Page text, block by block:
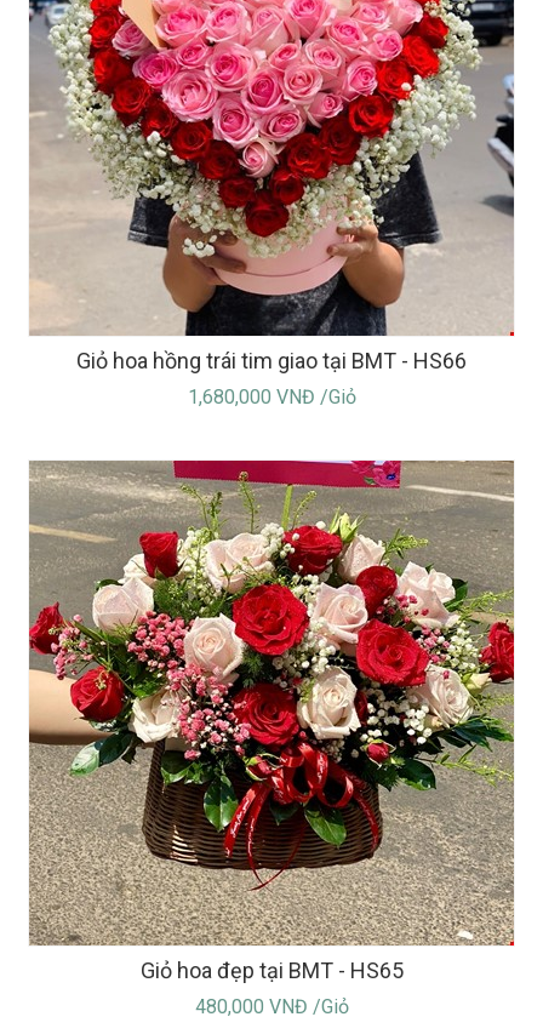
Giỏ hoa hồng trái tim giao tại BMT - HS66
1,680,000 VNĐ /Giỏ
Giỏ hoa đẹp tại BMT - HS65
480,000 VNĐ /Giỏ